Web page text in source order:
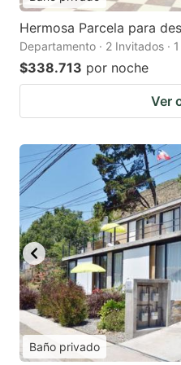
Hermosa Parcela para
Departamento · 2 Invitados ·
$338.713 por noche
Ver
Baño privado